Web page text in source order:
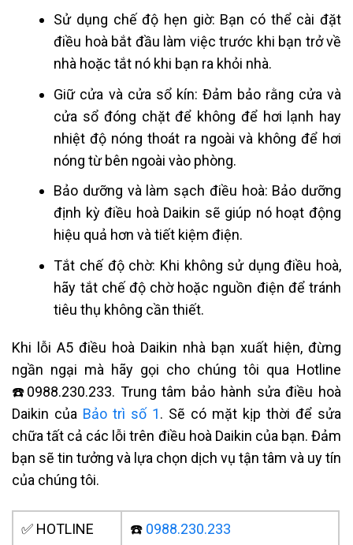
Sử dụng chế độ hẹn giờ: Bạn có thể cài đặt
điều hoà bắt đầu làm việc trước khi bạn trở về
nhà hoặc tắt nó khi bạn ra khỏi nhà.
Giữ cửa và cửa sổ kín: Đảm bảo rằng cửa và
cửa sổ đóng chặt để không để hơi lạnh hay
nhiệt độ nóng thoát ra ngoài và không để hơi
nóng từ bên ngoài vào phòng.
Bảo dưỡng và làm sạch điều hoà: Bảo dưỡng
định kỳ điều hoà Daikin sẽ giúp nó hoạt động
hiệu quả hơn và tiết kiệm điện.
Tắt chế độ chờ: Khi không sử dụng điều hoà,
hãy tắt chế độ chờ hoặc nguồn điện để tránh
tiêu thụ không cần thiết.
Khi lỗi A5 điều hoà Daikin nhà bạn xuất hiện, đừng
ngần ngại mà hãy gọi cho chúng tôi qua Hotline
☎️0988.230.233. Trung tâm bảo hành sửa điều hoà
Daikin của Bảo trì số 1. Sẽ có mặt kịp thời để sửa
chữa tất cả các lỗi trên điều hoà Daikin của bạn. Đảm
bạn sẽ tin tưởng và lựa chọn dịch vụ tận tâm và uy tín
của chúng tôi.
✅ HOTLINE ☎️ 0988.230.233